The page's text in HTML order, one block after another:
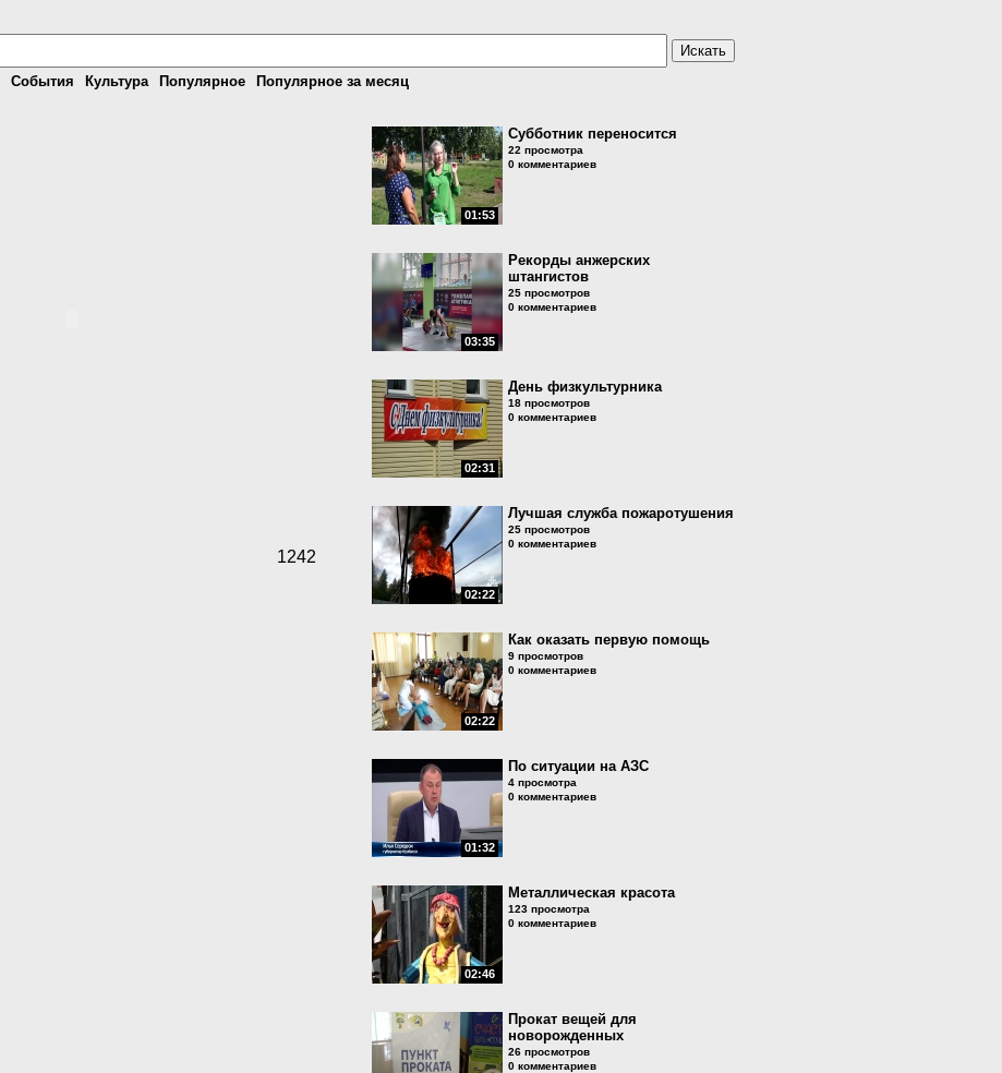
События Культура Популярное Популярное за месяц
1242
01:53
Субботник переносится
22 просмотра
0 комментариев
03:35
Рекорды анжерских
штангистов
25 просмотров
0 комментариев
02:31
День физкультурника
18 просмотров
0 комментариев
02:22
Лучшая служба пожаротушения
25 просмотров
0 комментариев
02:22
Как оказать первую помощь
9 просмотров
0 комментариев
01:32
По ситуации на АЗС
4 просмотра
0 комментариев
02:46
Металлическая красота
123 просмотра
0 комментариев
Прокат вещей для
новорожденных
26 просмотров
0 комментариев